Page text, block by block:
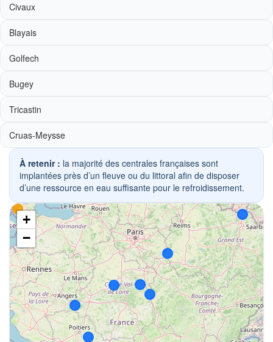
Civaux
Blayais
Golfech
Bugey
Tricastin
Cruas-Meysse
À retenir : la majorité des centrales françaises sont
implantées près d’un fleuve ou du littoral afin de disposer
d’une ressource en eau suffisante pour le refroidissement.
+
−